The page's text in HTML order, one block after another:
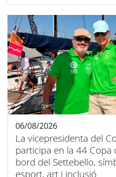
La vicepresidenta del
participa en la 44 Copa
bord del Settebello,
esport, art i inclusió
06/08/2026